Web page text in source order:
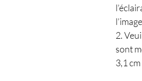
2.
sont
3,1